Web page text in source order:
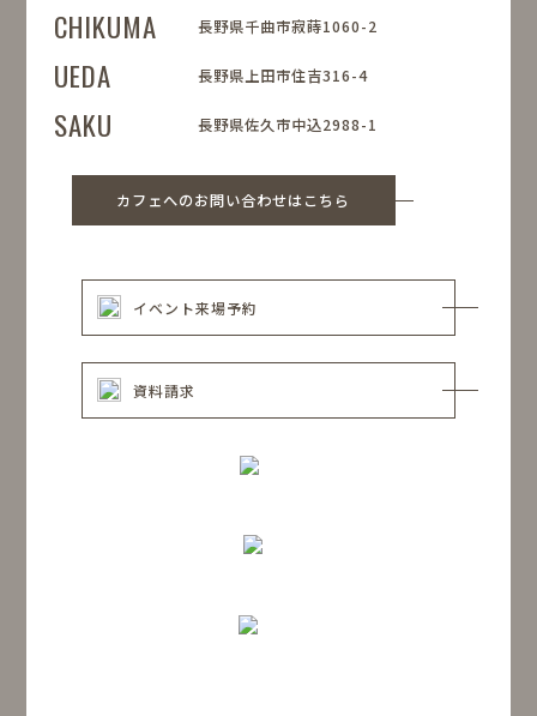
CHIKUMA 長野県千曲市寂蒔1060-2
UEDA 長野県上田市住吉316-4
SAKU 長野県佐久市中込2988-1
カフェへのお問い合わせはこちら
イベント来場予約
資料請求